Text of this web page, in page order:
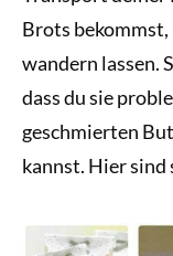
Brots
wandern lassen.
dass du sie
geschmierten
kannst. Hier sind